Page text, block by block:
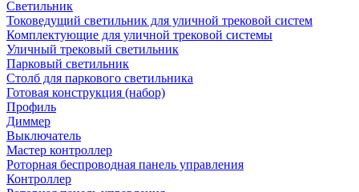
Светильник
Токоведущий светильник для уличной трековой систем
Комплектующие для уличной трековой системы
Уличный трековый светильник
Парковый светильник
Столб для паркового светильника
Готовая конструкция (набор)
Профиль
Диммер
Выключатель
Мастер контроллер
Роторная беспроводная панель управления
Контроллер